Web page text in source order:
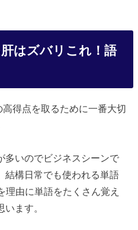
はズバリこれ！語
得点を取るために一番大切
多いのでビジネスシーンで
結構日常でも使われる単語
理由に単語をたくさん覚え
ます。